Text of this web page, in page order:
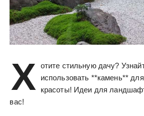
Х
отите стильную дачу?
использовать **камень**
красоты! Идеи для
вас!